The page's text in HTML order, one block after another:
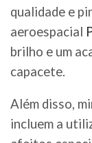
qualidade e
aeroespacial
brilho e um
capacete.
Além disso,
incluem a